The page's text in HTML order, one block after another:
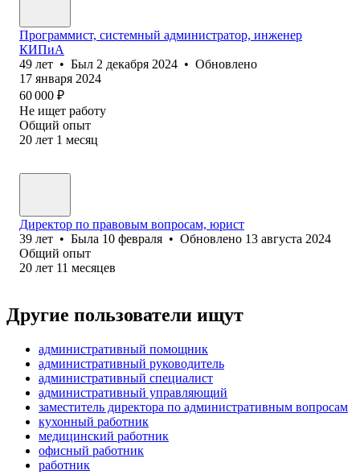
Программист, системный администратор, инженер
КИПиА
49 лет • Был 2 декабря 2024 • Обновлено
17 января 2024
60 000 ₽
Не ищет работу
Общий опыт
20 лет 1 месяц
Директор по правовым вопросам, юрист
39 лет • Была 10 февраля • Обновлено 13 августа 2024
Общий опыт
20 лет 11 месяцев
Другие пользователи ищут
административный помощник
административный руководитель
административный специалист
административный управляющий
заместитель директора по административным вопросам
кухонный работник
медицинский работник
офисный работник
работник